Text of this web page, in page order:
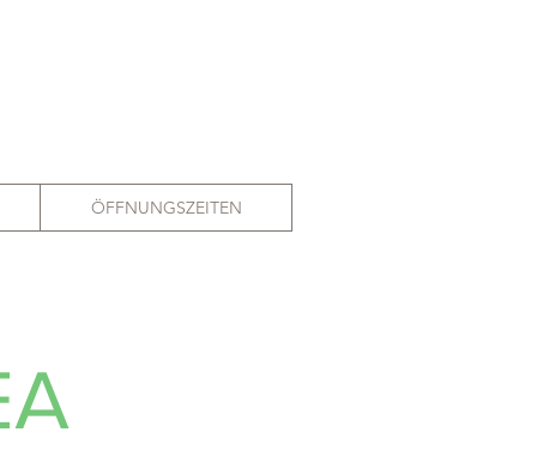
ÖFFNUNGSZEITEN